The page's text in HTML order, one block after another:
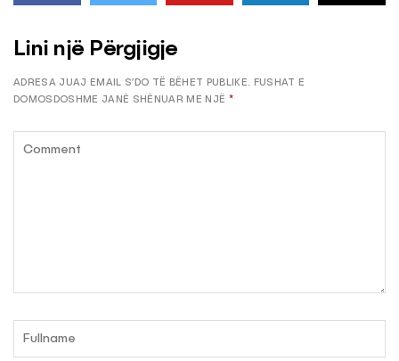
Lini një Përgjigje
ADRESA JUAJ EMAIL S’DO TË BËHET PUBLIKE. FUSHAT E
DOMOSDOSHME JANË SHËNUAR ME NJË *